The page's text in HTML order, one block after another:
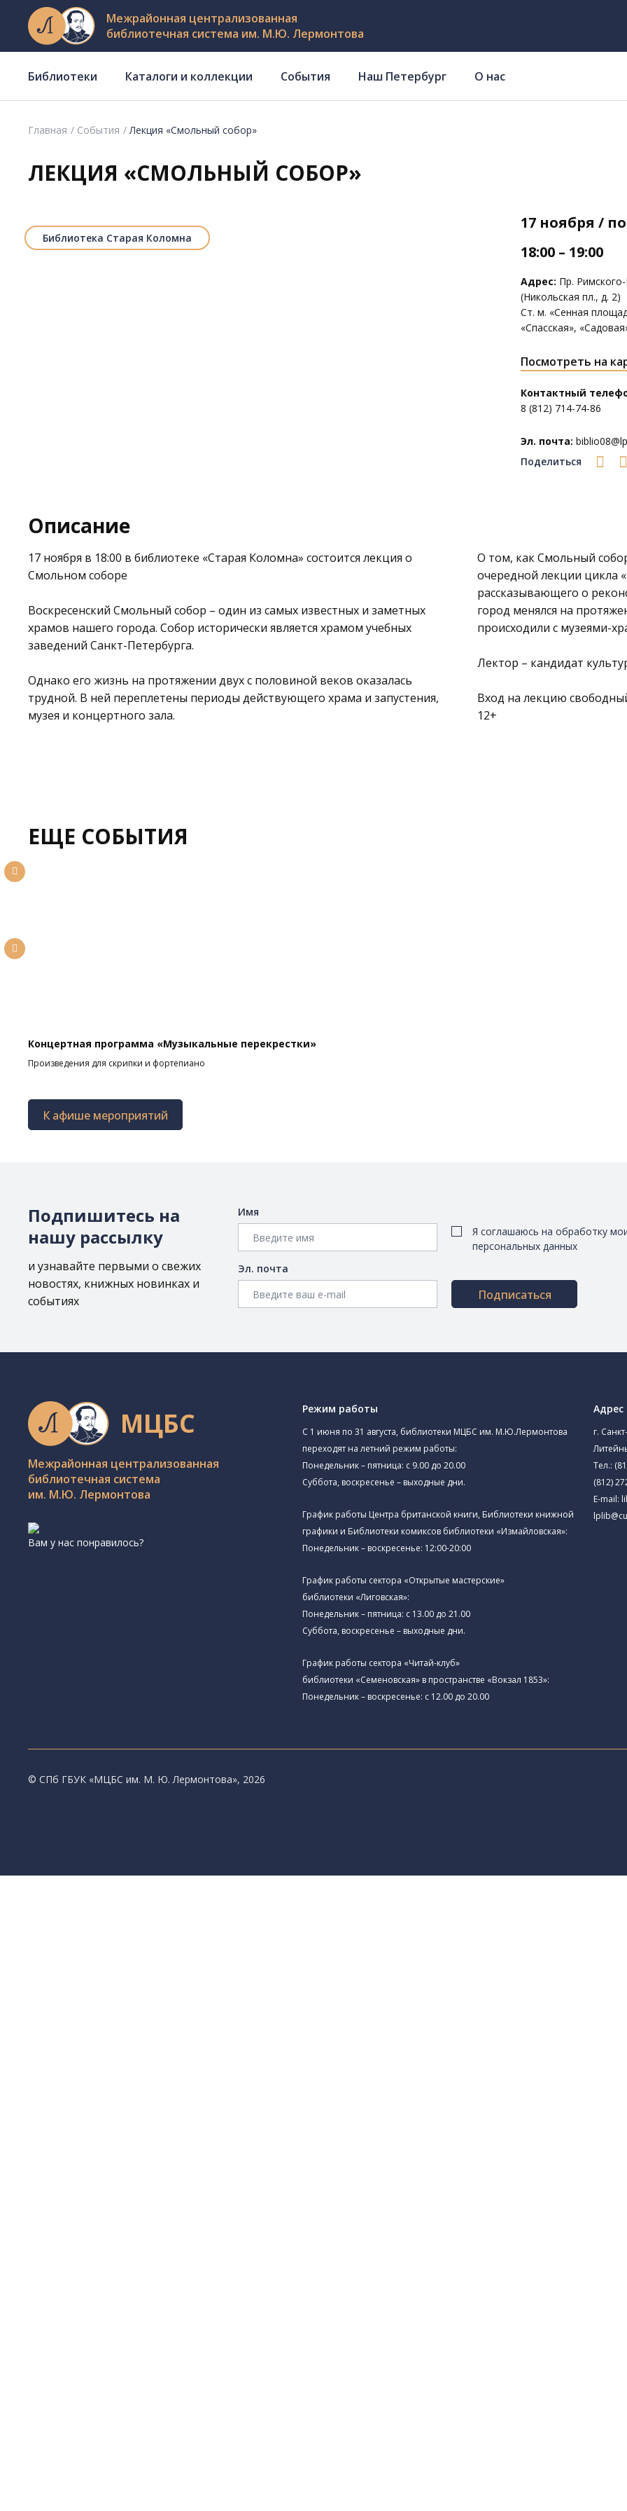
Межрайонная централизованная
библиотечная система им. М.Ю. Лермонтова
Библиотеки Каталоги и коллекции События Наш Петербург О нас
Главная События Лекция «Смольный собор»
ЛЕКЦИЯ «СМОЛЬНЫЙ СОБОР»
Библиотека Старая Коломна
17 ноября /
18:00 – 19:00
Адрес: Пр.
(Никольская пл., д. 2)
Ст. м. «Сенная
«Спасская»,
Посмотреть на
Контактный
8 (812) 714-74-86
Эл. почта:
Поделиться
Описание
17 ноября в 18:00 в библиотеке «Старая Коломна» состоится лекция о
Смольном соборе
Воскресенский Смольный собор – один из самых известных и заметных
храмов нашего города. Собор исторически является храмом учебных
заведений Санкт-Петербурга.
Однако его жизнь на протяжении двух с половиной веков оказалась
трудной. В ней переплетены периоды действующего храма и запустения,
музея и концертного зала.
О том, как Смольный
очередной лекции цикла
рассказывающего о
город менялся на
происходили с музеями-
Лектор – кандидат
Вход на лекцию
12+
ЕЩЕ СОБЫТИЯ
Концертная программа «Музыкальные перекрестки»
Произведения для скрипки и фортепиано
К афише мероприятий
Подпишитесь на
нашу рассылку
и узнавайте первыми о свежих
новостях, книжных новинках и
событиях
Имя
Эл. почта
Я соглашаюсь на обработку
персональных данных
Подписаться
МЦБС
Межрайонная централизованная
библиотечная система
им. М.Ю. Лермонтова
Вам у нас понравилось?
Режим работы
C 1 июня по 31 августа, библиотеки МЦБС им. М.Ю.Лермонтова
переходят на летний режим работы:
Понедельник – пятница: с 9.00 до 20.00
Суббота, воскресенье – выходные дни.
График работы Центра британской книги, Библиотеки книжной
графики и Библиотеки комиксов библиотеки «Измайловская»:
Понедельник – воскресенье: 12:00-20:00
График работы сектора «Открытые мастерские»
библиотеки «Лиговская»:
Понедельник – пятница: с 13.00 до 21.00⁠
Суббота, воскресенье – выходные дни.
График работы сектора «Читай-клуб»
библиотеки «Семеновская» в пространстве «Вокзал 1853»:
Понедельник – воскресенье: с 12.00 до 20.00
Адрес
г.
Тел.:
(812)
E-mail:
© CПб ГБУК «МЦБС им. М. Ю. Лермонтова», 2026